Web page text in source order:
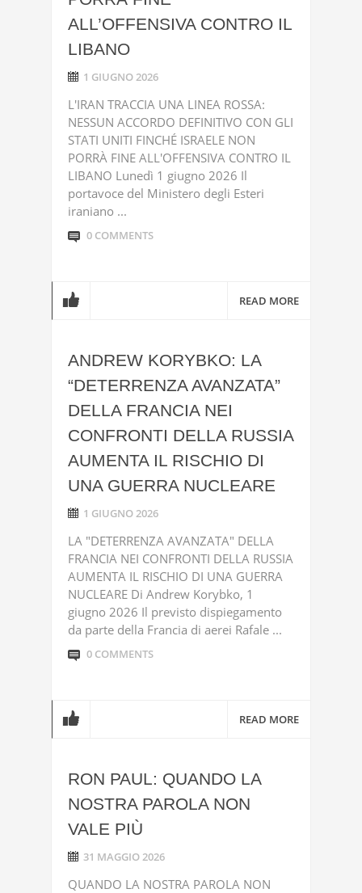
ALL’OFFENSIVA CONTRO IL
LIBANO
1 GIUGNO 2026
L'IRAN TRACCIA UNA LINEA ROSSA:
NESSUN ACCORDO DEFINITIVO CON GLI
STATI UNITI FINCHÉ ISRAELE NON
PORRÀ FINE ALL'OFFENSIVA CONTRO IL
LIBANO Lunedì 1 giugno 2026 Il
portavoce del Ministero degli Esteri
iraniano ...
0 COMMENTS
READ MORE
ANDREW KORYBKO: LA
“DETERRENZA AVANZATA”
DELLA FRANCIA NEI
CONFRONTI DELLA RUSSIA
AUMENTA IL RISCHIO DI
UNA GUERRA NUCLEARE
1 GIUGNO 2026
LA "DETERRENZA AVANZATA" DELLA
FRANCIA NEI CONFRONTI DELLA RUSSIA
AUMENTA IL RISCHIO DI UNA GUERRA
NUCLEARE Di Andrew Korybko, 1
giugno 2026 Il previsto dispiegamento
da parte della Francia di aerei Rafale ...
0 COMMENTS
READ MORE
RON PAUL: QUANDO LA
NOSTRA PAROLA NON
VALE PIÙ
31 MAGGIO 2026
QUANDO LA NOSTRA PAROLA NON